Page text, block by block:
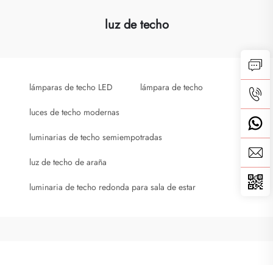
luz de techo
lámparas de techo LED lámpara de techo
luces de techo modernas
luminarias de techo semiempotradas
luz de techo de araña
luminaria de techo redonda para sala de estar